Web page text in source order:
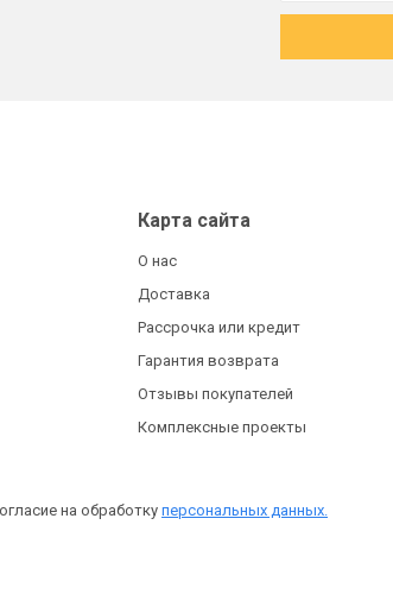
Карта сайта
О нас
Доставка
Рассрочка или кредит
Гарантия возврата
Отзывы покупателей
Комплексные проекты
на обработку персональных данных.